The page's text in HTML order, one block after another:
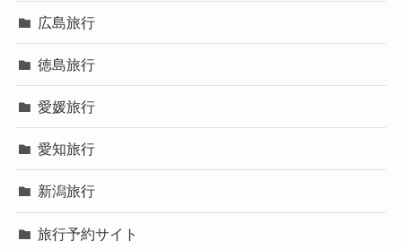
広島旅行
徳島旅行
愛媛旅行
愛知旅行
新潟旅行
旅行予約サイト